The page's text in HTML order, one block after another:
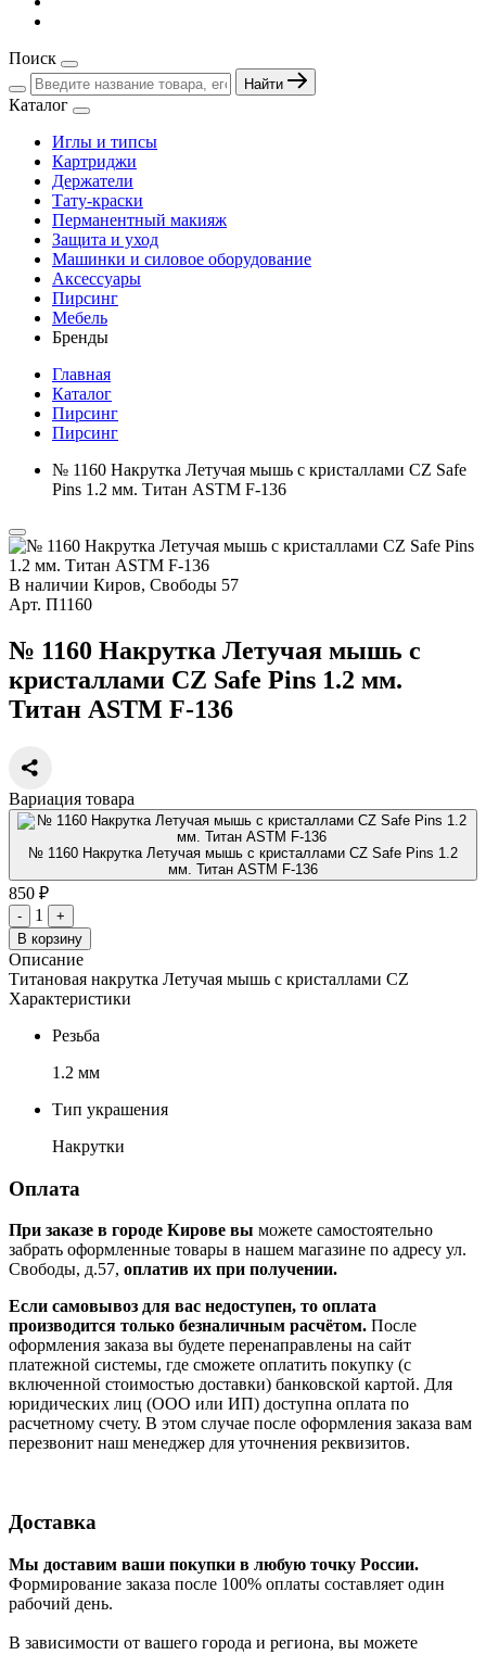
Поиск
Найти
Каталог
Иглы и типсы
Картриджи
Держатели
Тату-краски
Перманентный макияж
Защита и уход
Машинки и силовое оборудование
Аксессуары
Пирсинг
Мебель
Бренды
Главная
Каталог
Пирсинг
Пирсинг
№ 1160 Накрутка Летучая мышь с кристаллами CZ Safe
Pins 1.2 мм. Титан ASTM F-136
В наличии Киров, Свободы 57
Арт. П1160
№ 1160 Накрутка Летучая мышь с
кристаллами CZ Safe Pins 1.2 мм.
Титан ASTM F-136
Вариация товара
№ 1160 Накрутка Летучая мышь с кристаллами CZ Safe Pins 1.2
мм. Титан ASTM F-136
850 ₽
- 1
+
В корзину
Описание
Титановая накрутка Летучая мышь с кристаллами CZ
Характеристики
Резьба
1.2 мм
Тип украшения
Накрутки
Оплата
При заказе в городе Кирове вы можете самостоятельно
забрать оформленные товары в нашем магазине по адресу ул.
Свободы, д.57, оплатив их при получении.
Если самовывоз для вас недоступен, то оплата
производится только безналичным расчётом. После
оформления заказа вы будете перенаправлены на сайт
платежной системы, где сможете оплатить покупку (с
включенной стоимостью доставки) банковской картой. Для
юридических лиц (ООО или ИП) доступна оплата по
расчетному счету. В этом случае после оформления заказа вам
перезвонит наш менеджер для уточнения реквизитов.
Доставка
Мы доставим ваши покупки в любую точку России.
Формирование заказа после 100% оплаты составляет один
рабочий день.
В зависимости от вашего города и региона, вы можете